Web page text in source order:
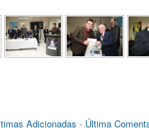
Adicionadas - Última